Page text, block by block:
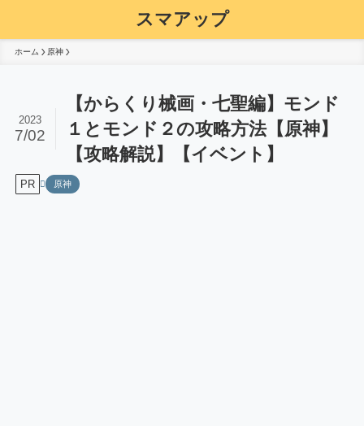
スマアップ
ホーム 原神
【からくり械画・七聖編】モンド
１とモンド２の攻略方法【原神】
【攻略解説】【イベント】
2023
7/02
PR 原神